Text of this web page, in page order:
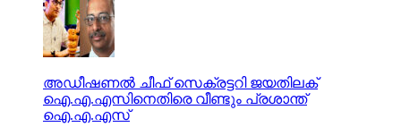
അഡീഷണല്‍ ചീഫ് സെക്രട്ടറി ജയതിലക്
ഐ.എ.എസിനെതിരെ വീണ്ടും പ്രശാന്ത്
ഐ.എ.എസ്